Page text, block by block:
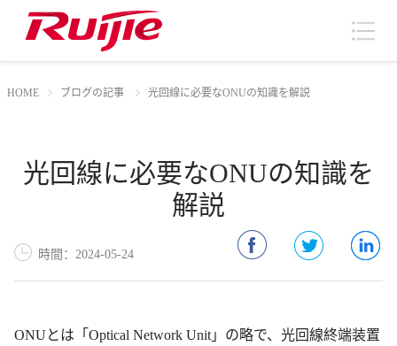
HOME ブログの記事 光回線に必要なONUの知識を解説
光回線に必要なONUの知識を
解説
時間：2024-05-24
ONUとは「Optical Network Unit」の略で、光回線終端装置